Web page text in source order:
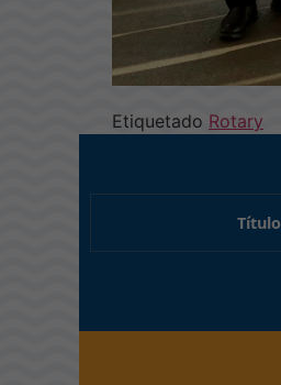
Etiquetado Rotary
Título